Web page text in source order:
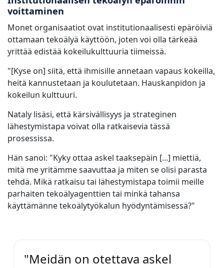
voittaminen
Monet organisaatiot ovat institutionaalisesti epäröiviä
ottamaan tekoälyä käyttöön, joten voi olla tärkeää
yrittää edistää kokeilukulttuuria tiimeissä.
"[Kyse on] siitä, että ihmisille annetaan vapaus kokeilla,
heitä kannustetaan ja koulutetaan. Hauskanpidon ja
kokeilun kulttuuri.
Nataly lisäsi, että kärsivällisyys ja strateginen
lähestymistapa voivat olla ratkaisevia tässä
prosessissa.
Hän sanoi: "Kyky ottaa askel taaksepäin [...] miettiä,
mitä me yritämme saavuttaa ja miten se olisi parasta
tehdä. Mikä ratkaisu tai lähestymistapa toimii meille
parhaiten tekoälyagenttien tai minkä tahansa
käyttämänne tekoälytyökalun hyödyntämisessä?"
"Meidän on otettava askel